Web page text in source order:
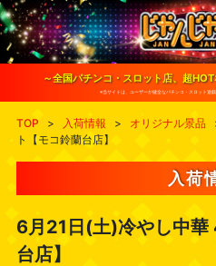
S
k
i
o
～全国パチンコ・スロット店、超
※当サイトは、ユーザーが健全なパチンコ・スロット遊
TOP > 入荷情報 > オリジナル景品
ト【モコ鈴蘭台店】
入荷
6月21日(土)冷やし中華
台店】